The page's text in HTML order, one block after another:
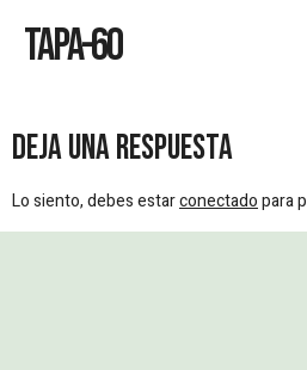
Tapa-60
Deja una respuesta
Lo siento, debes estarconectadopara